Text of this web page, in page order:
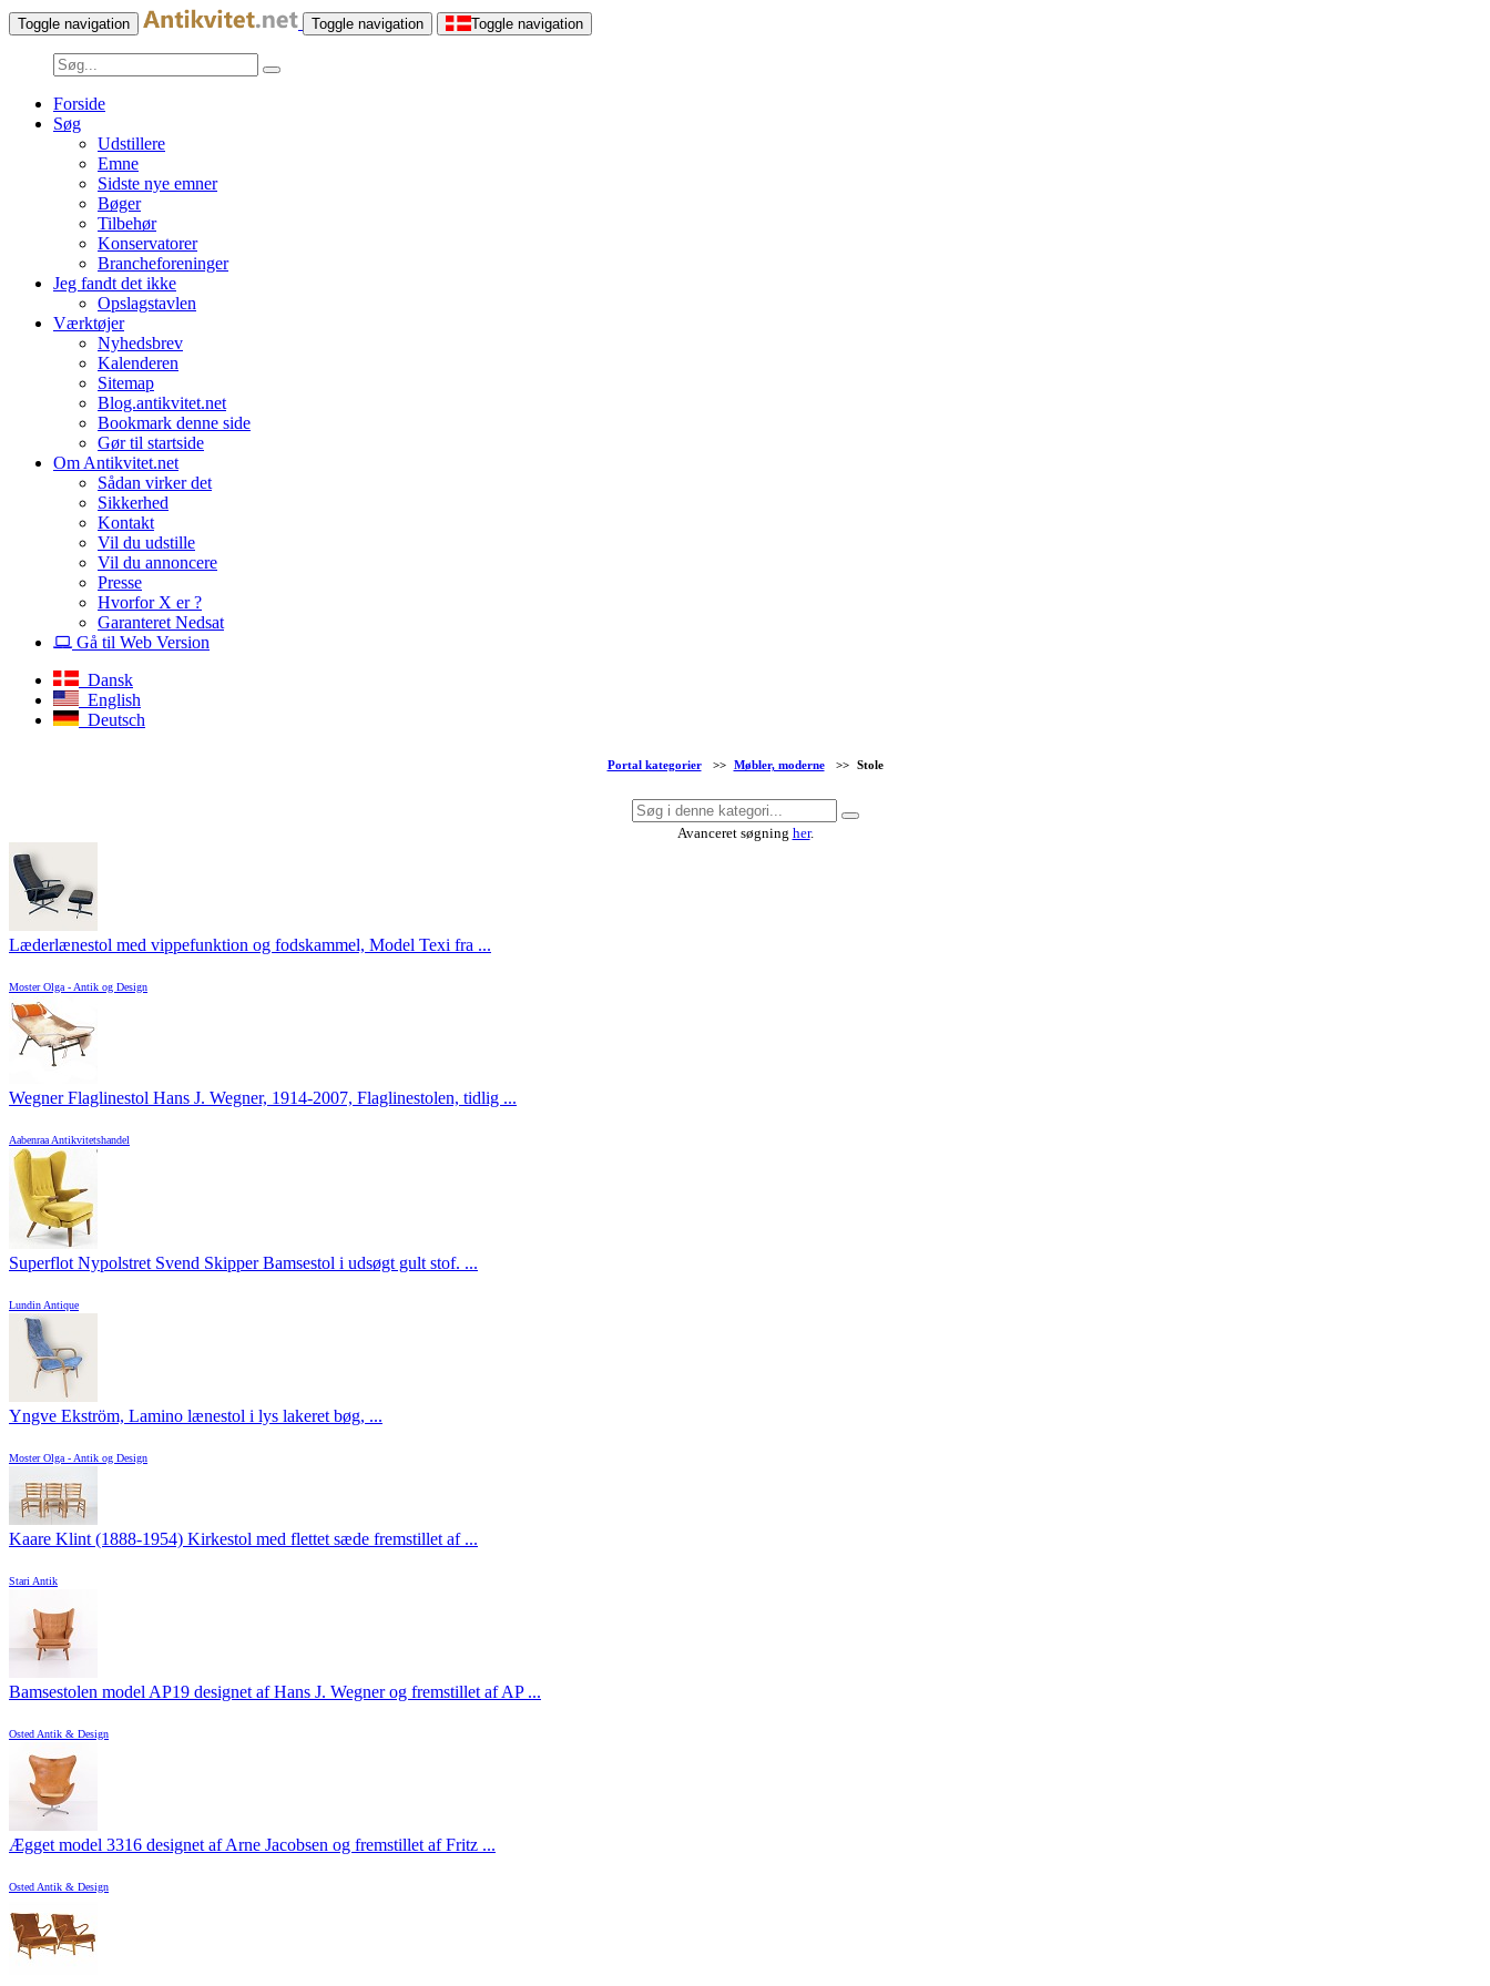
Toggle navigation Toggle navigation Toggle navigation
Forside
Søg
Udstillere
Emne
Sidste nye emner
Bøger
Tilbehør
Konservatorer
Brancheforeninger
Jeg fandt det ikke
Opslagstavlen
Værktøjer
Nyhedsbrev
Kalenderen
Sitemap
Blog.antikvitet.net
Bookmark denne side
Gør til startside
Om Antikvitet.net
Sådan virker det
Sikkerhed
Kontakt
Vil du udstille
Vil du annoncere
Presse
Hvorfor X er ?
Garanteret Nedsat
Gå til Web Version
Dansk
English
Deutsch
Portal kategorier >> Møbler, moderne >> Stole
Avanceret søgning her.
Læderlænestol med vippefunktion og fodskammel, Model Texi fra ...
Moster Olga - Antik og Design
Wegner Flaglinestol Hans J. Wegner, 1914-2007, Flaglinestolen, tidlig ...
Aabenraa Antikvitetshandel
Superflot Nypolstret Svend Skipper Bamsestol i udsøgt gult stof. ...
Lundin Antique
Yngve Ekström, Lamino lænestol i lys lakeret bøg, ...
Moster Olga - Antik og Design
Kaare Klint (1888-1954) Kirkestol med flettet sæde fremstillet af ...
Stari Antik
Bamsestolen model AP19 designet af Hans J. Wegner og fremstillet af AP ...
Osted Antik & Design
Ægget model 3316 designet af Arne Jacobsen og fremstillet af Fritz ...
Osted Antik & Design